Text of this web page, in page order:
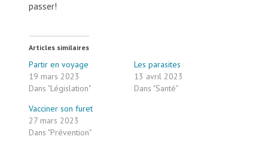
passer!
Articles similaires
Partir en voyage
19 mars 2023
Dans "Législation"
Les parasites
13 avril 2023
Dans "Santé"
Vacciner son furet
27 mars 2023
Dans "Prévention"